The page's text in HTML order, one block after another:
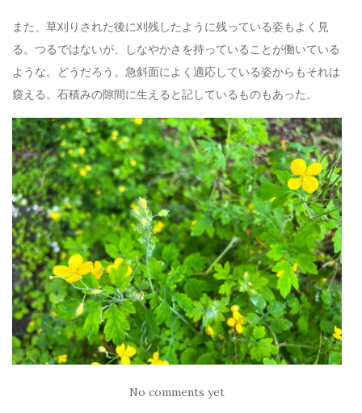
また、草刈りされた後に刈残したように残っている姿もよく見
る。つるではないが、しなやかさを持っていることが働いている
ような。どうだろう。急斜面によく適応している姿からもそれは
窺える。石積みの隙間に生えると記しているものもあった。
No comments yet